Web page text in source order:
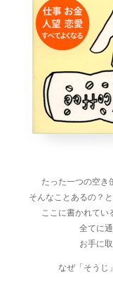
たった一つの空き
そんなことあるの？
ここに書かれて
全てに
お手に
なぜ「そうじ